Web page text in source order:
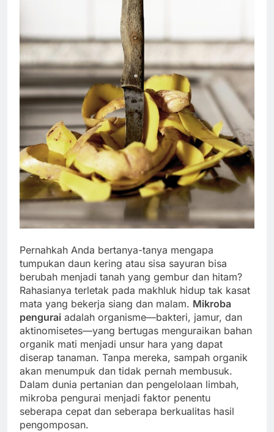
Pernahkah Anda bertanya-tanya mengapa
tumpukan daun kering atau sisa sayuran bisa
berubah menjadi tanah yang gembur dan hitam?
Rahasianya terletak pada makhluk hidup tak kasat
mata yang bekerja siang dan malam. Mikroba
pengurai adalah organisme—bakteri, jamur, dan
aktinomisetes—yang bertugas menguraikan bahan
organik mati menjadi unsur hara yang dapat
diserap tanaman. Tanpa mereka, sampah organik
akan menumpuk dan tidak pernah membusuk.
Dalam dunia pertanian dan pengelolaan limbah,
mikroba pengurai menjadi faktor penentu
seberapa cepat dan seberapa berkualitas hasil
pengomposan.